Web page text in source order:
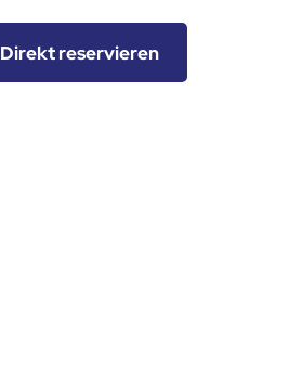
Direkt reservieren